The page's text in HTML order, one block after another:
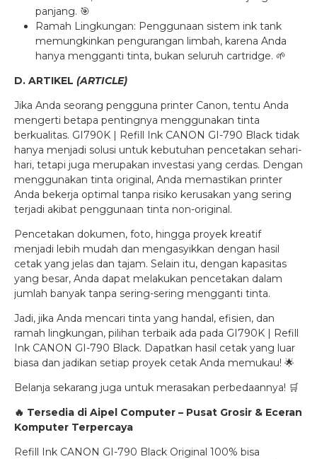
panjang. 🎯
Ramah Lingkungan: Penggunaan sistem ink tank
memungkinkan pengurangan limbah, karena Anda
hanya mengganti tinta, bukan seluruh cartridge. 🌱
D. ARTIKEL (ARTICLE)
Jika Anda seorang pengguna printer Canon, tentu Anda
mengerti betapa pentingnya menggunakan tinta
berkualitas. GI790K | Refill Ink CANON GI-790 Black tidak
hanya menjadi solusi untuk kebutuhan pencetakan sehari-
hari, tetapi juga merupakan investasi yang cerdas. Dengan
menggunakan tinta original, Anda memastikan printer
Anda bekerja optimal tanpa risiko kerusakan yang sering
terjadi akibat penggunaan tinta non-original.
Pencetakan dokumen, foto, hingga proyek kreatif
menjadi lebih mudah dan mengasyikkan dengan hasil
cetak yang jelas dan tajam. Selain itu, dengan kapasitas
yang besar, Anda dapat melakukan pencetakan dalam
jumlah banyak tanpa sering-sering mengganti tinta.
Jadi, jika Anda mencari tinta yang handal, efisien, dan
ramah lingkungan, pilihan terbaik ada pada GI790K | Refill
Ink CANON GI-790 Black. Dapatkan hasil cetak yang luar
biasa dan jadikan setiap proyek cetak Anda memukau! 🌟
Belanja sekarang juga untuk merasakan perbedaannya! 🛒
🔥 Tersedia di Aipel Computer – Pusat Grosir & Eceran
Komputer Terpercaya
Refill Ink CANON GI-790 Black Original 100% bisa